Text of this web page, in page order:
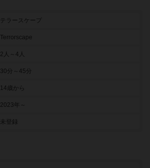
テラースケープ
Terrorscape
2人～4人
30分～45分
14歳から
2023年～
未登録